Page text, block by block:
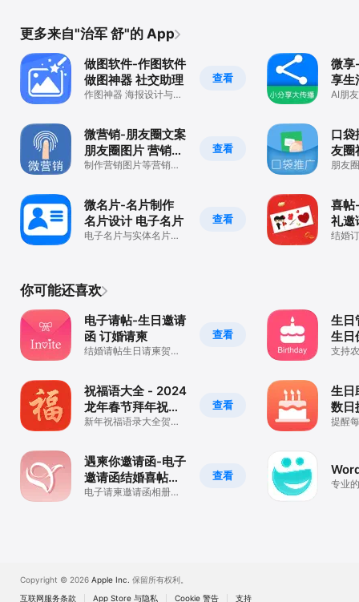
更多来自"治军 舒"的 App
查看
做图软件-作图软件
做图神器 社交助理
作图神器 海报设计与制
查看
微营销-朋友圈文案
朋友圈图片 营销素
材
制作营销图片等营销助
查看
微名片-名片制作
名片设计 电子名片
电子名片与实体名片设
微享
享生
AI朋
口袋
友圈
朋友
喜帖
礼邀
结婚
你可能还喜欢
查看
电子请帖-生日邀请
函 订婚请柬
结婚请帖生日请柬贺卡
查看
祝福语大全 - 2024
龙年春节拜年祝福
短信
新年祝福语录大全贺岁
查看
遇柬你邀请函-电子
邀请函结婚喜帖满
月百日请柬制作
电子请柬邀请函相册满
生日
生日
卡
支持
生日
数日
提醒
专业
Copyright © 2026 Apple Inc. 保留所有权利。
互联网服务条款
App Store 与隐私 Cookie 警告 支持